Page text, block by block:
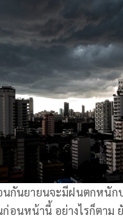
นกันยายนจะมีฝนตกหนั
อนหน้านี้ อย่างไรก็ตาม